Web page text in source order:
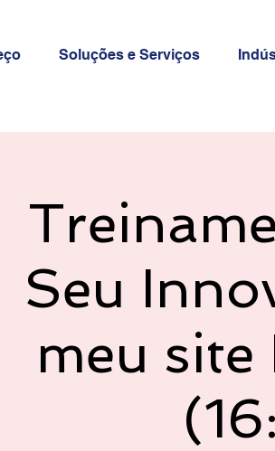
Soluções e Serviços
Seu
meu